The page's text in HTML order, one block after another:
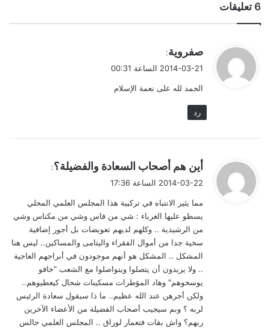
‫6 تعليقات
ي
ق
ل
صفروية:
2014-03-21 الساعة 00:31
الحمد لله على نعمة الإسلام
رد
ي
ق
ل
أين هم أصحاب السعادة والفضيلة؟:
2014-03-22 الساعة 17:36
مما يثير الانتباه في تركيبة هذا المجلس العلمي المحلي
يسطو عليها الغرباء : شي من فاس وشي من مكناس وشي
من الرشيدية .. وكلهم لديهم تعويضات بل أجور إضافية
سخية جدا من أموال الفقراء واليتامى والمساكين.. ليس هنا
المشكل .. المشكل هو أنهم موجودون في أبراجهم العاجية
.. ولا يريدون أن يتصلوا ويتواصلوا مع الشعب "خافو
يوسخوهم" وهاد المؤطرات مسكينات شحال كيعطيوهم..
ولكن أجرهن عند الله عظيم.. ما ذا سيقول سعادة الرئيس
لربه ؟ وبم سيجيب أصحاب الفضيلة من الأعضاء الآخرين
ربهم؟ واش بقات فتعمار لوراق .. المجلس العلمي جالس